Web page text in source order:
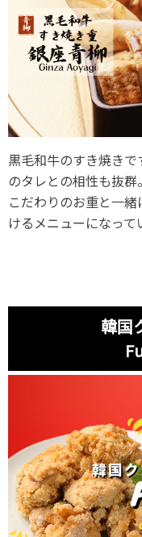
黒毛和牛のすき焼き
のタレとの相性も抜群。
こだわりのお重と一
けるメニューになって
韓国